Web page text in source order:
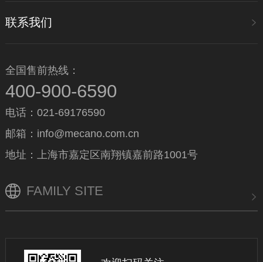
联系我们
全国售前热线：
400-900-6590
电话：021-69176590
邮箱：info@mecano.com.cn
地址：上海市嘉定区南翔镇嘉前路1001号
FAMILY SITE